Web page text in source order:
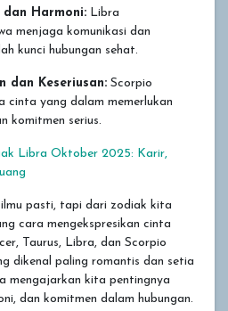
dan Harmoni: Libra
menjaga komunikasi dan
kunci hubungan sehat.
dan Keseriusan: Scorpio
cinta yang dalam memerlukan
komitmen serius.
Libra Oktober 2025: Karir,
pasti, tapi dari zodiak kita
cara mengekspresikan cinta
Taurus, Libra, dan Scorpio
dikenal paling romantis dan setia
mengajarkan kita pentingnya
dan komitmen dalam hubungan.